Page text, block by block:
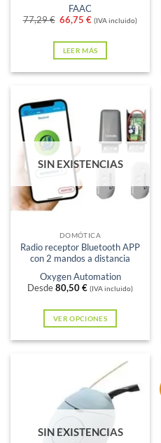
FAAC
77,29€ El
original
era:
77,29 €.
66,75€El
actual
es:
66,75 €.
(IVA incluido)
LEER MÁS
SIN EXISTENCIAS
DOMÓTICA
Radio receptor Bluetooth APP
con 2 mandos a distancia
Oxygen Automation
Desde80,50€ (IVA incluido)
VER OPCIONES
múltiples
variantes.
Las
opciones
SIN EXISTENCIAS